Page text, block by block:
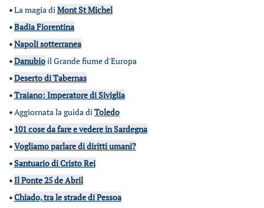
•La magia diMont St Michel
•Badia Fiorentina
•Napoli sotterranea
•Danubioil Grande fiume d'Europa
•Deserto di Tabernas
•Traiano: Imperatore di Siviglia
•Aggiornata la guida diToledo
• 101 cose da fare e vedere in Sardegna
•Vogliamo parlare di diritti umani?
•Santuario di Cristo Rei
•Il Ponte 25 de Abril
•Chiado, tra le strade di Pessoa